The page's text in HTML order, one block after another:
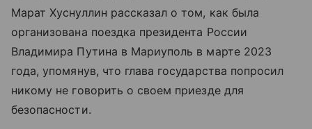
Марат Хуснуллин рассказал о том, как была
организована поездка президента России
Владимира Путина в Мариуполь в марте 2023
года, упомянув, что глава государства попросил
никому не говорить о своем приезде для
безопасности.